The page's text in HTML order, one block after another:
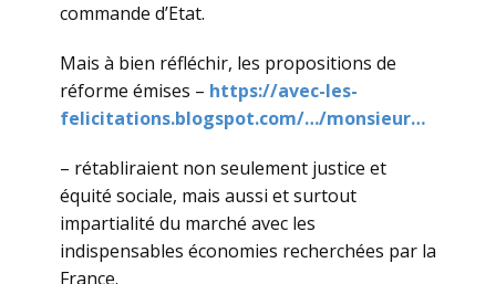
commande d’Etat.
Mais à bien réfléchir, les propositions de
réforme émises – https://avec-les-
felicitations.blogspot.com/…/monsieur…
– rétabliraient non seulement justice et
équité sociale, mais aussi et surtout
impartialité du marché avec les
indispensables économies recherchées par la
France.